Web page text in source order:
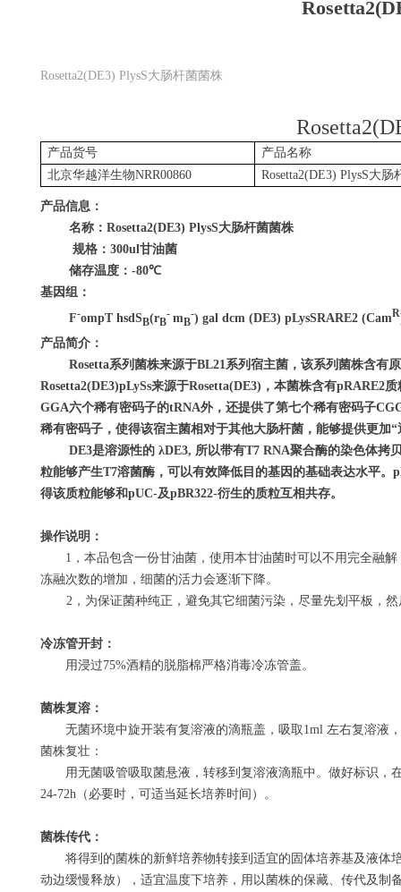
Rosetta2(DE3) PlysS大肠杆菌菌株
产品货号
产品名称
北京华越洋生物NRR00860 Rosetta2(DE3) PlysS大肠
产品信息：
名称： Rosetta2(DE3) PlysS大肠杆菌菌株
规格： 300ul甘油菌
储存温度： -80℃
基因组：
F-ompT hsdSB(rB
- mB
-) gal dcm (DE3) pLysSRARE2 (CamR
产品简介：
Rosetta系列菌株来源于BL21系列宿主菌，该系列菌株含有
Rosetta2(DE3)pLySs来源于Rosetta(DE3) ，本菌株含有pRARE2质
GGA六个稀有密码子的tRNA外，还提供了第七个稀有密码子
稀有密码子，使得该宿主菌相对于其他大肠杆菌，能够提供更加“
DE3是溶源性的 λDE3, 所以带有T7 RNA聚合酶的染色体拷
粒能够产生T7溶菌酶，可以有效降低目的基因的基础表达水平。
得该质粒能够和pUC-及pBR322-衍生的质粒互相共存。
操作说明：
1 ，本品包含一份甘油菌，使用本甘油菌时可以不用完全融
冻融次数的增加，细菌的活力会逐渐下降。
2 ，为保证菌种纯正，避免其它细菌污染，尽量先划平板，
冷冻管开封：
用浸过75%酒精的脱脂棉严格消毒冷冻管盖。
菌株复溶：
无菌环境中旋开装有复溶液的滴瓶盖，吸取 1ml 左右复溶液
菌株复壮：
用无菌吸管吸取菌悬液，转移到复溶液滴瓶中。做好标识，
24-72h （必要时，可适当延长培养时间）。
菌株传代：
将得到的菌株的新鲜培养物转接到适宜的固体培养基及液体
动边缓慢释放），适宜温度下培养，用以菌株的保藏、传代及制